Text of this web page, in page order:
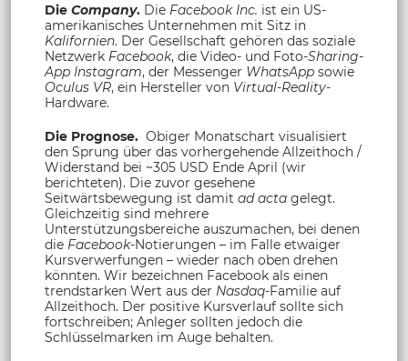
Die Company. Die Facebook Inc. ist ein US-
amerikanisches Unternehmen mit Sitz in
Kalifornien. Der Gesellschaft gehören das soziale
Netzwerk Facebook, die Video- und Foto-Sharing-
App Instagram, der Messenger WhatsApp sowie
Oculus VR, ein Hersteller von Virtual-Reality-
Hardware.
Die Prognose. Obiger Monatschart visualisiert
den Sprung über das vorhergehende Allzeithoch /
Widerstand bei ~305 USD Ende April (wir
berichteten). Die zuvor gesehene
Seitwärtsbewegung ist damit ad acta gelegt.
Gleichzeitig sind mehrere
Unterstützungsbereiche auszumachen, bei denen
die Facebook-Notierungen – im Falle etwaiger
Kursverwerfungen – wieder nach oben drehen
könnten. Wir bezeichnen Facebook als einen
trendstarken Wert aus der Nasdaq-Familie auf
Allzeithoch. Der positive Kursverlauf sollte sich
fortschreiben; Anleger sollten jedoch die
Schlüsselmarken im Auge behalten.